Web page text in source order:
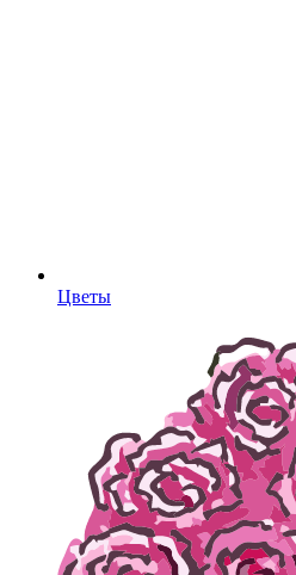
Цветы